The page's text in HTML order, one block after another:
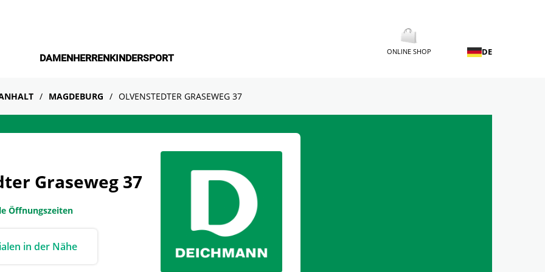
DAMENHERRENKINDERSPORT
ONLINE SHOP DE
MAGDEBURG OLVENSTEDTER GRASEWEG 37
Graseweg 37
Öffnungszeiten
in der Nähe